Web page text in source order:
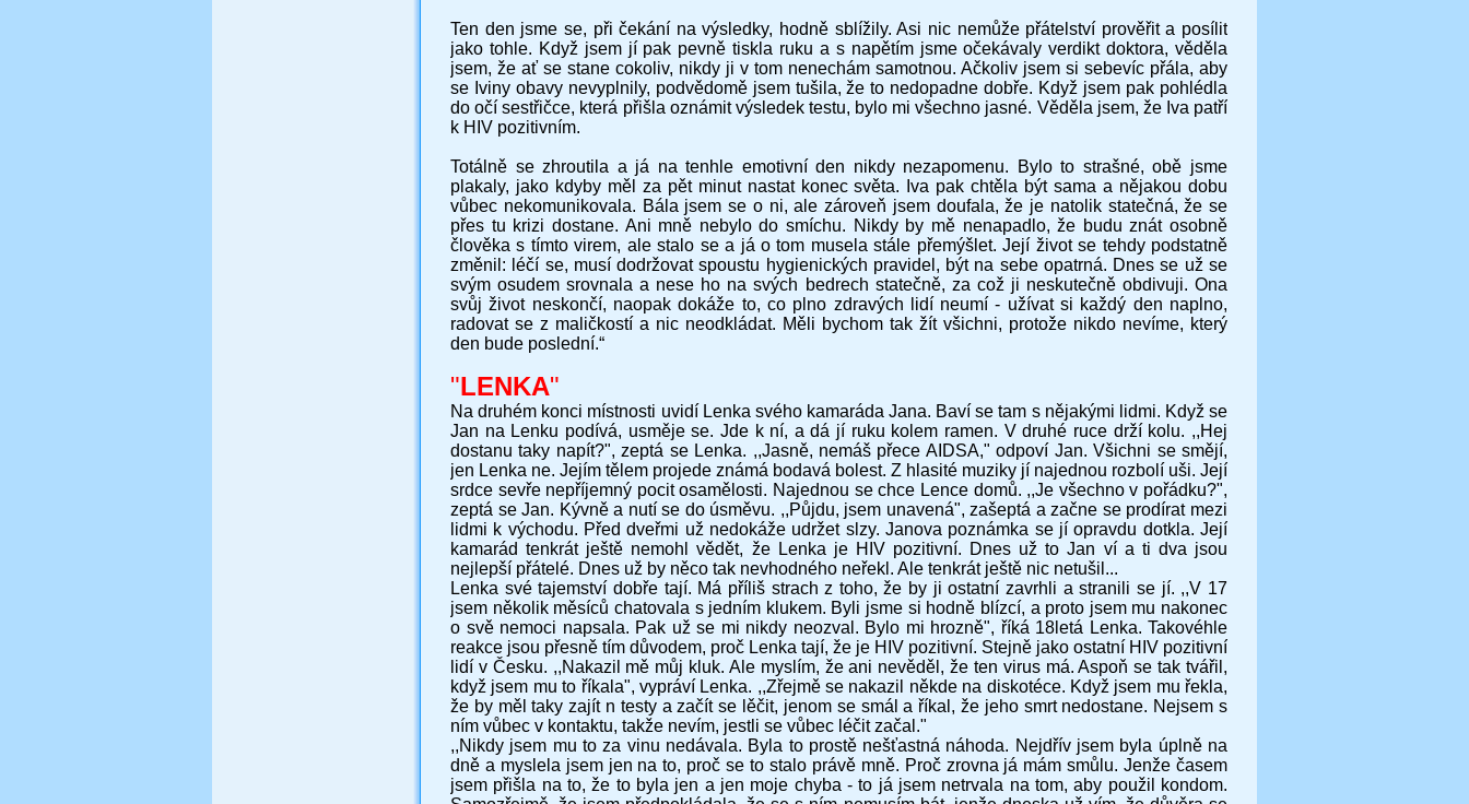
Ten den jsme se, při čekání na výsledky, hodně sblížily. Asi nic nemůže přátelství prověřit a posílit
jako tohle. Když jsem jí pak pevně tiskla ruku a s napětím jsme očekávaly verdikt doktora, věděla
jsem, že ať se stane cokoliv, nikdy ji v tom nenechám samotnou. Ačkoliv jsem si sebevíc přála, aby
se Iviny obavy nevyplnily, podvědomě jsem tušila, že to nedopadne dobře. Když jsem pak pohlédla
do očí sestřičce, která přišla oznámit výsledek testu, bylo mi všechno jasné. Věděla jsem, že Iva patří
k HIV pozitivním.
Totálně se zhroutila a já na tenhle emotivní den nikdy nezapomenu. Bylo to strašné, obě jsme
plakaly, jako kdyby měl za pět minut nastat konec světa. Iva pak chtěla být sama a nějakou dobu
vůbec nekomunikovala. Bála jsem se o ni, ale zároveň jsem doufala, že je natolik statečná, že se
přes tu krizi dostane. Ani mně nebylo do smíchu. Nikdy by mě nenapadlo, že budu znát osobně
člověka s tímto virem, ale stalo se a já o tom musela stále přemýšlet. Její život se tehdy podstatně
změnil: léčí se, musí dodržovat spoustu hygienických pravidel, být na sebe opatrná. Dnes se už se
svým osudem srovnala a nese ho na svých bedrech statečně, za což ji neskutečně obdivuji. Ona
svůj život neskončí, naopak dokáže to, co plno zdravých lidí neumí - užívat si každý den naplno,
radovat se z maličkostí a nic neodkládat. Měli bychom tak žít všichni, protože nikdo nevíme, který
den bude poslední.“
"LENKA"
Na druhém konci místnosti uvidí Lenka svého kamaráda Jana. Baví se tam s nějakými lidmi. Když se
Jan na Lenku podívá, usměje se. Jde k ní, a dá jí ruku kolem ramen. V druhé ruce drží kolu. ,,Hej
dostanu taky napít?", zeptá se Lenka. ,,Jasně, nemáš přece AIDSA," odpoví Jan. Všichni se smějí,
jen Lenka ne. Jejím tělem projede známá bodavá bolest. Z hlasité muziky jí najednou rozbolí uši. Její
srdce sevře nepříjemný pocit osamělosti. Najednou se chce Lence domů. ,,Je všechno v pořádku?",
zeptá se Jan. Kývně a nutí se do úsměvu. ,,Půjdu, jsem unavená", zašeptá a začne se prodírat mezi
lidmi k východu. Před dveřmi už nedokáže udržet slzy. Janova poznámka se jí opravdu dotkla. Její
kamarád tenkrát ještě nemohl vědět, že Lenka je HIV pozitivní. Dnes už to Jan ví a ti dva jsou
nejlepší přátelé. Dnes už by něco tak nevhodného neřekl. Ale tenkrát ještě nic netušil...
Lenka své tajemství dobře tají. Má příliš strach z toho, že by ji ostatní zavrhli a stranili se jí. ,,V 17
jsem několik měsíců chatovala s jedním klukem. Byli jsme si hodně blízcí, a proto jsem mu nakonec
o svě nemoci napsala. Pak už se mi nikdy neozval. Bylo mi hrozně", říká 18letá Lenka. Takovéhle
reakce jsou přesně tím důvodem, proč Lenka tají, že je HIV pozitivní. Stejně jako ostatní HIV pozitivní
lidí v Česku. ,,Nakazil mě můj kluk. Ale myslím, že ani nevěděl, že ten virus má. Aspoň se tak tvářil,
když jsem mu to říkala", vypráví Lenka. ,,Zřejmě se nakazil někde na diskotéce. Když jsem mu řekla,
že by měl taky zajít n testy a začít se lěčit, jenom se smál a říkal, že jeho smrt nedostane. Nejsem s
ním vůbec v kontaktu, takže nevím, jestli se vůbec léčit začal."
,,Nikdy jsem mu to za vinu nedávala. Byla to prostě nešťastná náhoda. Nejdřív jsem byla úplně na
dně a myslela jsem jen na to, proč se to stalo právě mně. Proč zrovna já mám smůlu. Jenže časem
jsem přišla na to, že to byla jen a jen moje chyba - to já jsem netrvala na tom, aby použil kondom.